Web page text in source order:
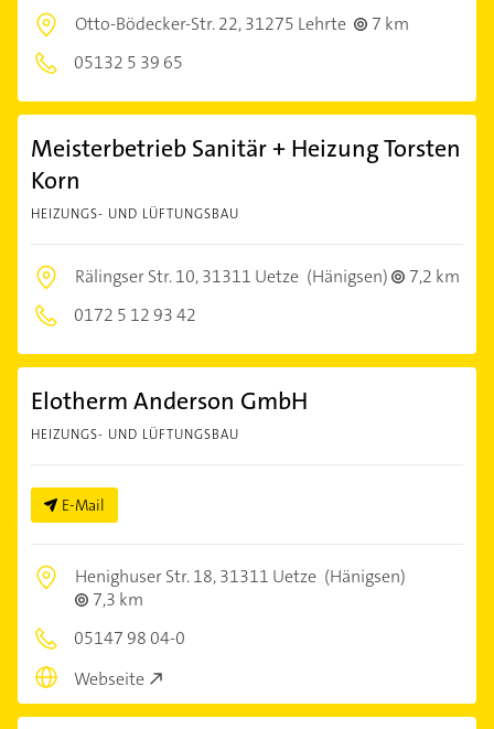
Otto-Bödecker-Str. 22,31275 Lehrte
7 km
05132 5 39 65
Meisterbetrieb Sanitär + Heizung Torsten
Korn
HEIZUNGS- UND LÜFTUNGSBAU
Rälingser Str. 10,31311 Uetze (Hänigsen)
7,2 km
0172 5 12 93 42
Elotherm Anderson GmbH
HEIZUNGS- UND LÜFTUNGSBAU
E-Mail
Henighuser Str. 18,31311 Uetze (Hänigsen)
7,3 km
05147 98 04-0
Webseite